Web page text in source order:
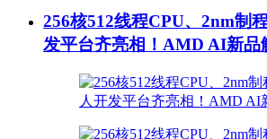
256核512线程CPU、2nm制
发平台齐亮相！AMD AI新品